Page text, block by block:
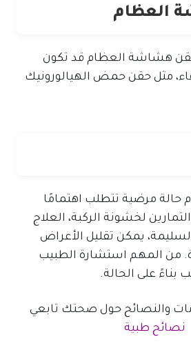
العظام
هشاشة العظام قد تكون
مثل حقن حمض الهيالورونيك
مرضية تتطلب اهتمامًا
لخشونة الركبة، العلاج
يمكن تقليل الأعراض
من المهم استشارة الطبيب
بناءً على الحالة.
والنصائح حول صحتك تابعي
نصائح طبية